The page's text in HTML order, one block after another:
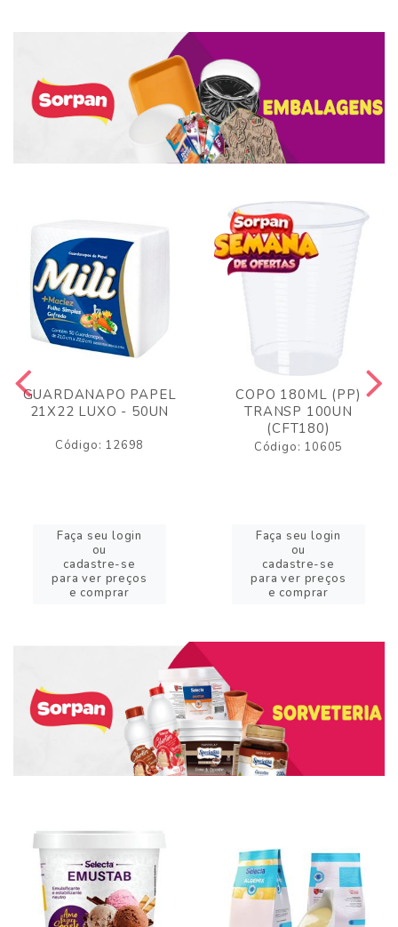
GUARDANAPO PAPEL
21X22 LUXO - 50UN
Código: 12698
Faça seu login
ou
cadastre-se
para ver preços
e comprar
COPO 180ML (PP)
TRANSP 100UN
(CFT180)
Código: 10605
Faça seu login
ou
cadastre-se
para ver preços
e comprar